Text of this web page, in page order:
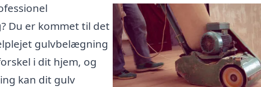
Du er kommet til det
gulvbelægning
i dit hjem, og
kan dit gulv